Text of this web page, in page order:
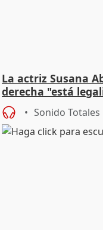
La actriz Susana
derecha "está
Sonido Totales